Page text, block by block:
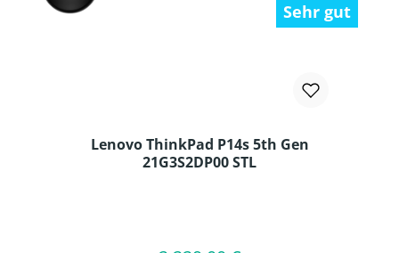
Sehr gut
Lenovo ThinkPad P14s 5th Gen
21G3S2DP00 STL